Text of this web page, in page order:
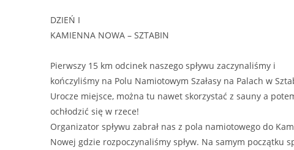
DZIEŃ I
KAMIENNA NOWA – SZTABIN
Pierwszy 15 km odcinek naszego spływu zaczynaliśmy i
kończyliśmy na Polu Namiotowym Szałasy na Palach w
Urocze miejsce, można tu nawet skorzystać z sauny a
ochłodzić się w rzece!
Organizator spływu zabrał nas z pola namiotowego do
Nowej gdzie rozpoczynaliśmy spływ. Na samym początku